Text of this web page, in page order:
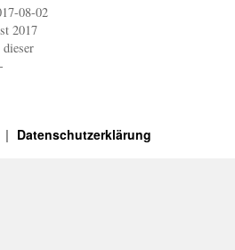
08-02
2017
Datenschutzerklärung